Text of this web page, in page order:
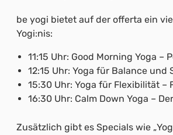
be yogi bietet auf der offerta ein
Yogi:nis:
11:15 Uhr: Good Morning Yoga
12:15 Uhr: Yoga für Balance
15:30 Uhr: Yoga für Flexibilität –
16:30 Uhr: Calm Down Yoga –
Zusätzlich gibt es Specials wie